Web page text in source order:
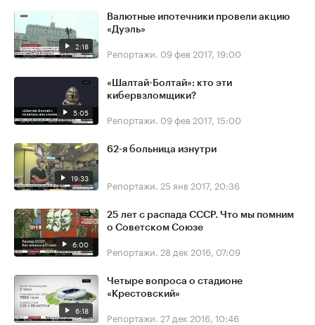
2:18
Валютные ипотечники провели акцию
«Дуэль»
Репортажи. 09 фев 2017, 19:00
5:05
«Шалтай-Болтай»: кто эти
кибервзломщики?
Репортажи. 09 фев 2017, 15:00
19:33
62-я больница изнутри
Репортажи. 25 янв 2017, 20:36
6:00
25 лет с распада СССР. Что мы помним
о Советском Союзе
Репортажи. 28 дек 2016, 07:09
6:18
Четыре вопроса о стадионе
«Крестовский»
Репортажи. 27 дек 2016, 10:46